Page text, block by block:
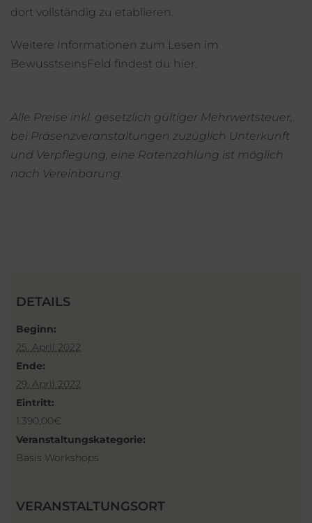
dort vollständig zu etablieren.
Weitere Informationen zum Lesen im
BewusstseinsFeld findest du hier
Alle Preise inkl. gesetzlich gültiger Mehrwertsteuer,
bei Präsenzveranstaltungen zuzüglich Unterkunft
und Verpflegung, eine Ratenzahlung ist möglich
nach Vereinbarung.
DETAILS
Beginn:
25. April 2022
Ende:
29. April 2022
Eintritt:
1.390,00€
Veranstaltungskategorie:
Basis Workshops
VERANSTALTUNGSORT